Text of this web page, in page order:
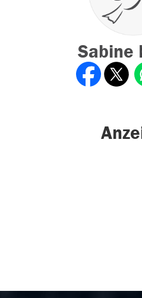
Sabine